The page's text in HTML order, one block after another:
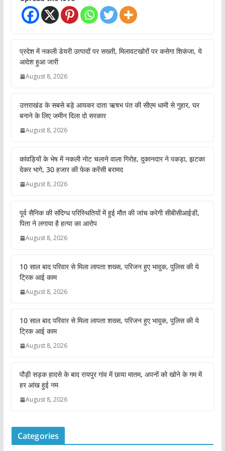
प्रदेश में नकली डेयरी उत्पादों पर सख्ती, मिलावटखोरों पर कसेगा शिकंजा, ये
आदेश हुआ जारी
August 8, 2026
उत्तराखंड के सबसे बड़े आयकर दाता ऋषभ पंत की सीएम धामी से गुहार, घर
बनाने के लिए जमीन दिला दो सरकार
August 8, 2026
कांवड़ियों के भेष में नकली नोट चलाने वाला गिरोह, दुकानदार ने पकड़ा, झटका
देकर भागे, 30 हजार की फेक करेंसी बरामद
August 8, 2026
पूर्व सैनिक की संदिग्ध परिस्थितियों में हुई मौत की जांच करेगी सीबीसीआईडी,
पिता ने लगाया है हत्या का आरोप
August 8, 2026
10 साल बाद परिवार से मिला लापता शख्स, परिजन हुए भावुक, पुलिस की ये
ट्रिक आई काम
August 8, 2026
10 साल बाद परिवार से मिला लापता शख्स, परिजन हुए भावुक, पुलिस की ये
ट्रिक आई काम
August 8, 2026
पौड़ी सड़क हादसे के बाद रायपुर गांव में छाया मातम, अपनों को खोने के गम में
हर आंख हुई नम
August 8, 2026
Categories